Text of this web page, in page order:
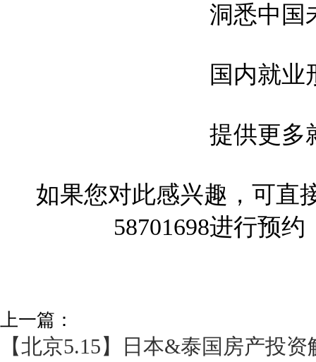
洞悉中国
国内就业
提供更多
如果您对此感兴趣，可直
58701698进行预
上一篇：
【北京5.15】日本&泰国房产投资